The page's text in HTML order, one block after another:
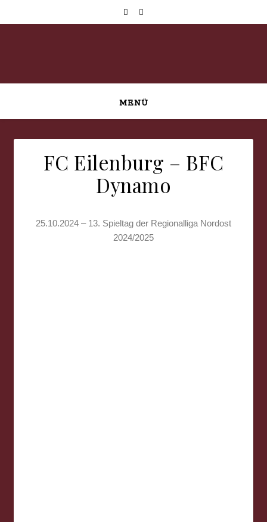
MENÜ
FC Eilenburg – BFC
Dynamo
25.10.2024 – 13. Spieltag der Regionalliga Nordost
2024/2025